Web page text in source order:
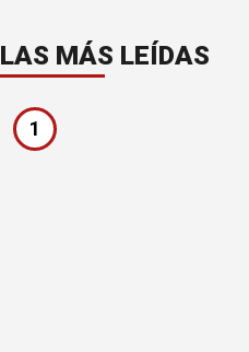
LAS MÁS LEÍDAS
1